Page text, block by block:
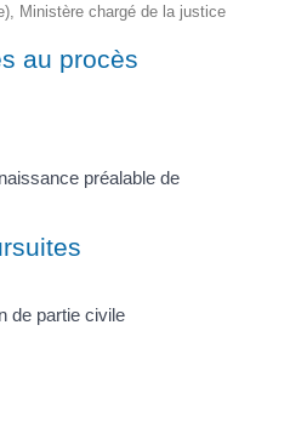
Ministère chargé de la justice
au procès
préalable de
de partie civile